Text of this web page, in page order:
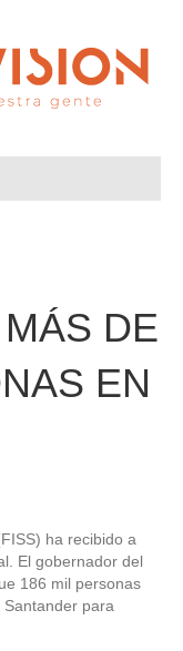
DE
EN
ha recibido a
El gobernador del
186 mil personas
para